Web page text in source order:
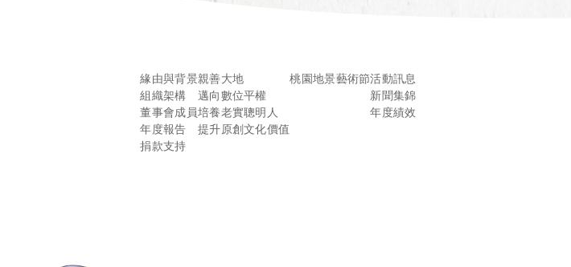
緣由與背景
組織架構
董事會成員
年度報告
捐款支持
親善大地
邁向數位平權
培養老實聰明人
提升原創文化價值
桃園地景藝術節活動訊息
新聞集錦
年度績效